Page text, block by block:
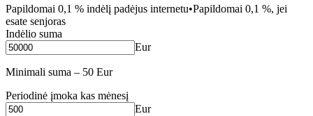
Papildomai 0,1 % indėlį padėjus internetu•Papildomai 0,1 %, jei
esate senjoras
Indėlio suma
Eur
Minimali suma – 50 Eur
Periodinė įmoka kas mėnesį
Eur